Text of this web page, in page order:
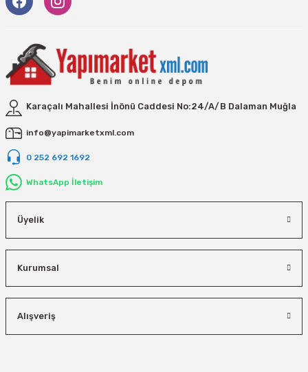
Karaçalı Mahallesi İnönü Caddesi No:24/A/B Dalaman Muğla
info@yapimarketxml.com
0 252 692 1692
WhatsApp İletişim
Üyelik
Kurumsal
Alışveriş